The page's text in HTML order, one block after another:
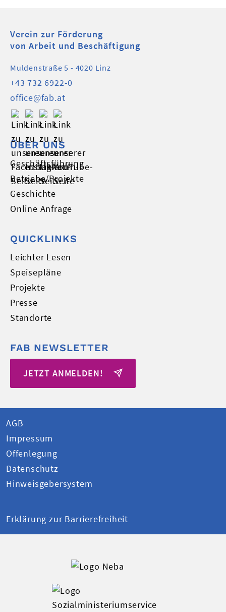
presse@fab.at
Verein zur Förderung
von Arbeit und Beschäftigung
Muldenstraße 5 - 4020 Linz
+43 732 6922-0
office@fab.at
ÜBER UNS
Geschäftsführung
Betriebe/Projekte
Geschichte
Online Anfrage
QUICKLINKS
Leichter Lesen
Speisepläne
Projekte
Presse
Standorte
FAB NEWSLETTER
JETZT ANMELDEN!
AGB
Impressum
Offenlegung
Datenschutz
Hinweisgebersystem
Erklärung zur Barrierefreiheit